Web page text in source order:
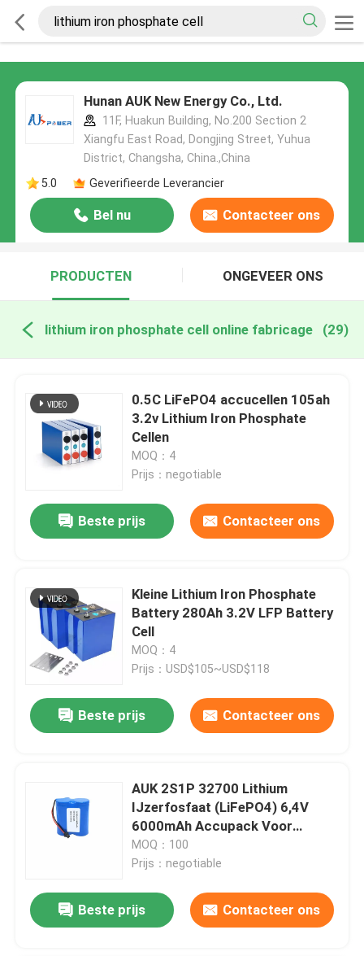
Hunan AUK New Energy Co., Ltd.
11F, Huakun Building, No.200 Section 2
Xiangfu East Road, Dongjing Street, Yuhua
District, Changsha, China.,China
5.0
Geverifieerde Leverancier
Bel nu Contacteer ons
PRODUCTEN ONGEVEER ONS
lithium iron phosphate cell online fabricage (29)
0.5C LiFePO4 accucellen 105ah
3.2v Lithium Iron Phosphate
Cellen
MOQ：4
Prijs：negotiable
Beste prijs Contacteer ons
Kleine Lithium Iron Phosphate
Battery 280Ah 3.2V LFP Battery
Cell
MOQ：4
Prijs：USD$105~USD$118
Beste prijs Contacteer ons
AUK 2S1P 32700 Lithium
IJzerfosfaat (LiFePO4) 6,4V
6000mAh Accupack Voor
Buitenbewakingscamera's
Zoeklichten
MOQ：100
Prijs：negotiable
Beste prijs Contacteer ons